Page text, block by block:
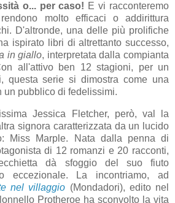
o... per caso! E vi racconteremo
molto efficaci o addirittura
D'altronde, una delle più prolifiche
ispirato libri di altrettanto successo,
in giallo, interpretata dalla compianta
all'attivo ben 12 stagioni, per un
questa serie si dimostra come una
un pubblico di fedelissimi.
Jessica Fletcher, però, val la
signora caratterizzata da un lucido
Miss Marple. Nata dalla penna di
di 12 romanzi e 20 racconti,
dà sfoggio del suo fiuto
eccezionale. La incontriamo, ad
nel villaggio (Mondadori), edito nel
Protheroe ha sconvolto la vita